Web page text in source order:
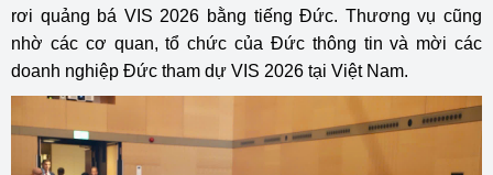
rơi quảng bá VIS 2026 bằng tiếng Đức. Thương vụ cũng
nhờ các cơ quan, tổ chức của Đức thông tin và mời các
doanh nghiệp Đức tham dự VIS 2026 tại Việt Nam.